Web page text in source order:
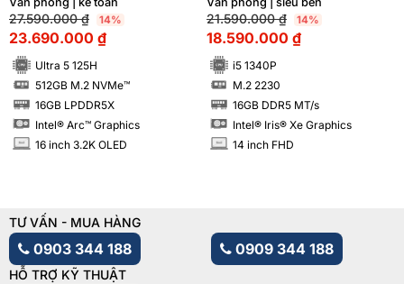
3.2K OLED
27.590.000₫ 14%
23.690.000 ₫
Ultra 5 125H
SSD 512GB M.2 NVMe™
16GB LPDDR5X
Intel® Arc™ Graphics
INCH 16 inch 3.2K OLED
21.590.000₫ 14%
18.590.000 ₫
i5 1340P
SSD M.2 2230
16GB DDR5 MT/s
Intel® Iris® Xe Graphics
INCH 14 inch FHD
TƯ VẤN - MUA HÀNG
0903 344 188 0909 344 188
HỖ TRỢ KỸ THUẬT